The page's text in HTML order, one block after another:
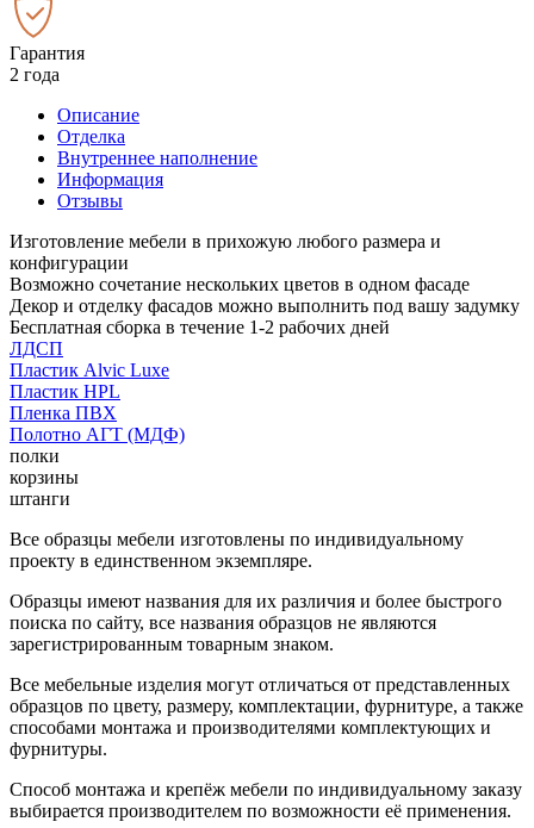
Гарантия
2 года
Описание
Отделка
Внутреннее наполнение
Информация
Отзывы
Изготовление мебели в прихожую любого размера и
конфигурации
Возможно сочетание нескольких цветов в одном фасаде
Декор и отделку фасадов можно выполнить под вашу задумку
Бесплатная сборка в течение 1-2 рабочих дней
ЛДСП
Пластик Alvic Luxe
Пластик HPL
Пленка ПВХ
Полотно АГТ (МДФ)
полки
корзины
штанги
Все образцы мебели изготовлены по индивидуальному
проекту в единственном экземпляре.
Образцы имеют названия для их различия и более быстрого
поиска по сайту, все названия образцов не являются
зарегистрированным товарным знаком.
Все мебельные изделия могут отличаться от представленных
образцов по цвету, размеру, комплектации, фурнитуре, а также
способами монтажа и производителями комплектующих и
фурнитуры.
Способ монтажа и крепёж мебели по индивидуальному заказу
выбирается производителем по возможности её применения.